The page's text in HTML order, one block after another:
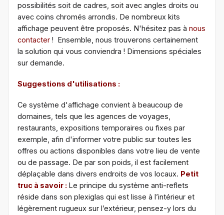
possibilités soit de cadres, soit avec angles droits ou
avec coins chromés arrondis. De nombreux kits
affichage peuvent être proposés. N'hésitez pas à nous
contacter ! Ensemble, nous trouverons certainement
la solution qui vous conviendra ! Dimensions spéciales
sur demande.
Suggestions d'utilisations :
Ce système d'affichage convient à beaucoup de
domaines, tels que les agences de voyages,
restaurants, expositions temporaires ou fixes par
exemple, afin d'informer votre public sur toutes les
offres ou actions disponibles dans votre lieu de vente
ou de passage. De par son poids, il est facilement
déplaçable dans divers endroits de vos locaux. Petit
truc à savoir : Le principe du système anti-reflets
réside dans son plexiglas qui est lisse à l’intérieur et
légèrement rugueux sur l’extérieur, pensez-y lors du